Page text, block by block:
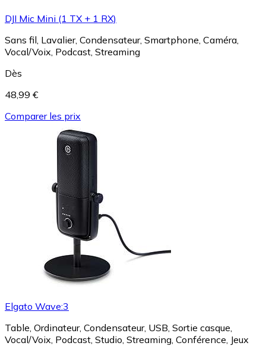
DJI Mic Mini (1 TX + 1 RX)
Sans fil, Lavalier, Condensateur, Smartphone, Caméra,
Vocal/Voix, Podcast, Streaming
Dès
48,99 €
Comparer les prix
Elgato Wave:3
Table, Ordinateur, Condensateur, USB, Sortie casque,
Vocal/Voix, Podcast, Studio, Streaming, Conférence, Jeux